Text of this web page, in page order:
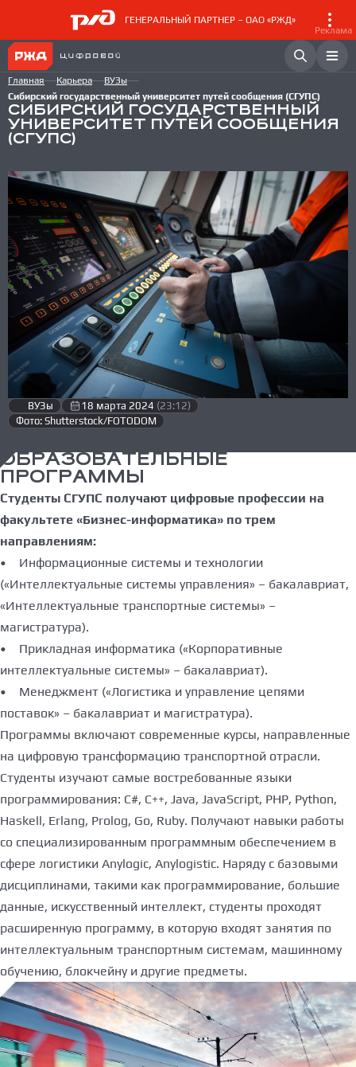
ГЕНЕРАЛЬНЫЙ ПАРТНЕР – ОАО «РЖД»
Реклама
Главная Карьера
ВУЗы
Сибирский государственный университет путей сообщения (СГУПС)
СИБИРСКИЙ ГОСУДАРСТВЕННЫЙ
УНИВЕРСИТЕТ ПУТЕЙ СООБЩЕНИЯ
(СГУПС)
ВУЗы 18 марта 2024 (23:12)
Фото: Shutterstock/FOTODOM
ОБРАЗОВАТЕЛЬНЫЕ
ПРОГРАММЫ
Студенты СГУПС получают цифровые профессии на
факультете «Бизнес-информатика» по трем
направлениям:
• Информационные системы и технологии
(«Интеллектуальные системы управления» – бакалавриат,
«Интеллектуальные транспортные системы» –
магистратура).
• Прикладная информатика («Корпоративные
интеллектуальные системы» – бакалавриат).
• Менеджмент («Логистика и управление цепями
поставок» – бакалавриат и магистратура).
Программы включают современные курсы, направленные
на цифровую трансформацию транспортной отрасли.
Студенты изучают самые востребованные языки
программирования: C#, С++, Java, JavaScript, PHP, Python,
Haskell, Erlang, Prolog, Go, Ruby. Получают навыки работы
со специализированным программным обеспечением в
сфере логистики Anylogic, Anylogistic. Наряду с базовыми
дисциплинами, такими как программирование, большие
данные, искусственный интеллект, студенты проходят
расширенную программу, в которую входят занятия по
интеллектуальным транспортным системам, машинному
обучению, блокчейну и другие предметы.